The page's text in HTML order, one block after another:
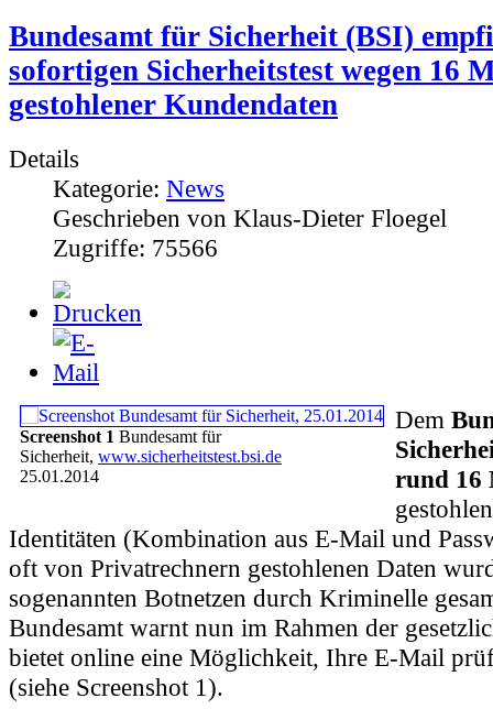
Bundesamt für Sicherheit (BSI)
sofortigen Sicherheitstest wegen 16
gestohlener Kundendaten
Details
Kategorie: News
Geschrieben von Klaus-Dieter Floegel
Zugriffe: 75566
Screenshot 1 Bundesamt für
Sicherheit, www.sicherheitstest.bsi.de
25.01.2014
Dem
rund 16
Identitäten (Kombination aus E-Mail und
oft von Privatrechnern gestohlenen Daten
sogenannten Botnetzen durch Kriminelle
Bundesamt warnt nun im Rahmen der
bietet online eine Möglichkeit, Ihre E-Mail
(siehe Screenshot 1).